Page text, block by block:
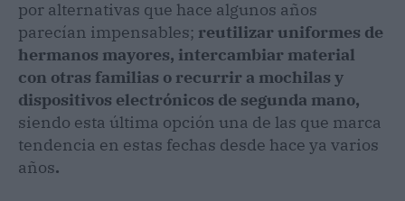
por alternativas que hace algunos años
parecían impensables; reutilizar uniformes de
hermanos mayores, intercambiar material
con otras familias o recurrir a mochilas y
dispositivos electrónicos de segunda mano,
siendo esta última opción una de las que marca
tendencia en estas fechas desde hace ya varios
años.